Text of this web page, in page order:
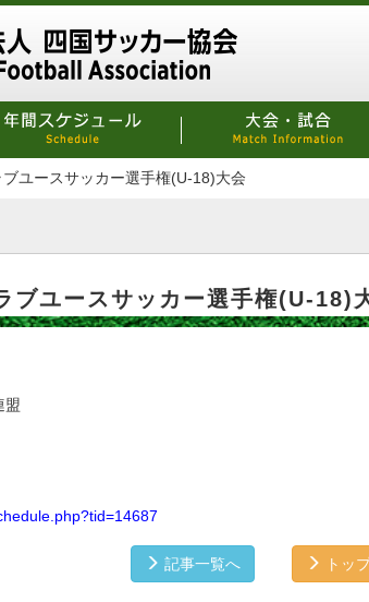
ユースサッカー選手権(U-18)大会
ブユースサッカー選手権(U-18)
盟
記事一覧へ トッ